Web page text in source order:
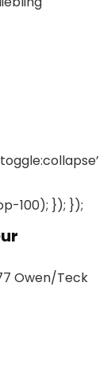
100); }); });
Owen/Teck